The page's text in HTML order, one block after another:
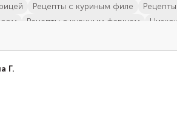
блюда из оленины
и сосиски
рецепты с куриным филе
рецепты с куриным фаршем
блюда из говядины сборник
луком
Г.